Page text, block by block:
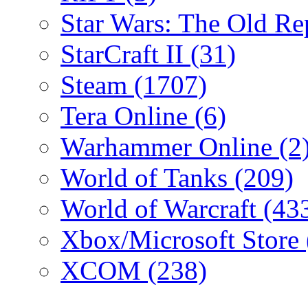
Star Wars: The Old
StarCraft II (31)
Steam (1707)
Tera Online (6)
Warhammer Online
World of Tanks (209)
World of Warcraft
Xbox/Microsoft Store
XCOM (238)